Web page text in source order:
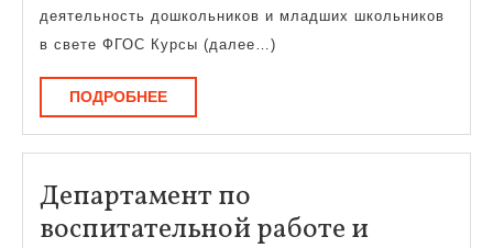
деятельность дошкольников и младших школьников
в свете ФГОС Курсы (далее…)
ПОДРОБНЕЕПОДРОБНЕЕ
Департамент по
воспитательной работе и